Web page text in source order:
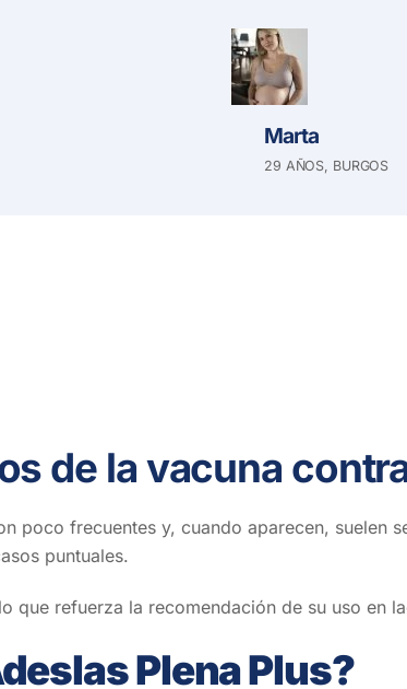
Marta
29 AÑOS, BURGOS
de la vacuna
poco frecuentes y, cuando aparecen, suelen
puntuales.
que refuerza la recomendación de su uso en
Plena Plus?